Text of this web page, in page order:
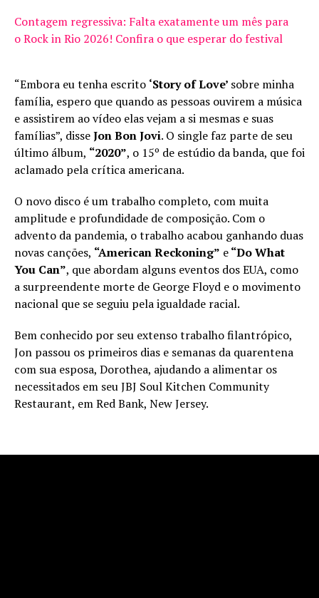
Contagem regressiva: Falta exatamente um mês para
o Rock in Rio 2026! Confira o que esperar do festival
“Embora eu tenha escrito ‘Story of Love’ sobre minha
família, espero que quando as pessoas ouvirem a música
e assistirem ao vídeo elas vejam a si mesmas e suas
famílias”, disseJon Bon Jovi. O single faz parte de seu
último álbum, “2020”, o 15º de estúdio da banda, que foi
aclamado pela crítica americana.
O novo disco é um trabalho completo, com muita
amplitude e profundidade de composição. Com o
advento da pandemia, o trabalho acabou ganhando duas
novas canções, “American Reckoning” e“Do What
You Can”, que abordam alguns eventos dos EUA, como
a surpreendente morte de George Floyd e o movimento
nacional que se seguiu pela igualdade racial.
Bem conhecido por seu extenso trabalho filantrópico,
Jon passou os primeiros dias e semanas da quarentena
com sua esposa, Dorothea, ajudando a alimentar os
necessitados em seu JBJ Soul Kitchen Community
Restaurant, em Red Bank, New Jersey.